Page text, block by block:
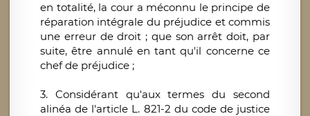
en totalité, la cour a méconnu le principe de
réparation intégrale du préjudice et commis
une erreur de droit ; que son arrêt doit, par
suite, être annulé en tant qu'il concerne ce
chef de préjudice ;
3. Considérant qu'aux termes du second
alinéa de l'article L. 821-2 du code de justice